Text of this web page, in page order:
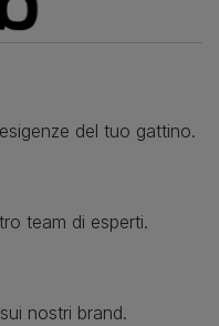
del tuo gattino.
team di esperti.
nostri brand.